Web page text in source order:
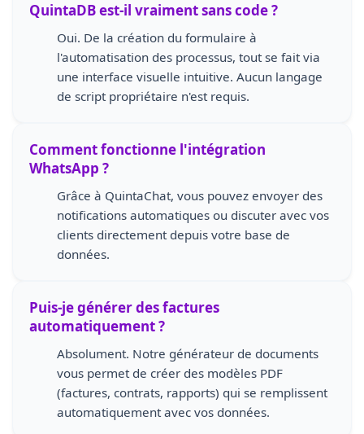
QuintaDB est-il vraiment sans code ?
Oui. De la création du formulaire à
l'automatisation des processus, tout se fait via
une interface visuelle intuitive. Aucun langage
de script propriétaire n'est requis.
Comment fonctionne l'intégration
WhatsApp ?
Grâce à QuintaChat, vous pouvez envoyer des
notifications automatiques ou discuter avec vos
clients directement depuis votre base de
données.
Puis-je générer des factures
automatiquement ?
Absolument. Notre générateur de documents
vous permet de créer des modèles PDF
(factures, contrats, rapports) qui se remplissent
automatiquement avec vos données.